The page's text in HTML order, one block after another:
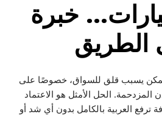
… خبرة
الطريق
يسبب قلق للسواق، خصوصًا على
الحل الأمثل هو الاعتماد
ترفع العربية بالكامل بدون أي شد أو